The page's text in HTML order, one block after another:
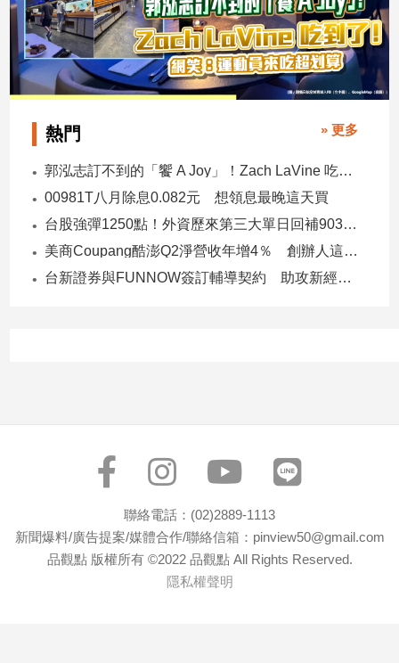
專
區
合
作
媒
體
稿
專
熱門 » 更多
郭泓志訂不到的「饗 A Joy」！Zach LaVine 吃到了！ 網笑：運動員來吃超划算
00981T八月除息0.082元 想領息最晚這天買
台股強彈1250點！外資歷來第三大單日回補903億 ETF反彈
美商Coupang酷澎Q2淨營收年增4％ 創辦人這樣看台灣市場！
台新證券與FUNNOW簽訂輔導契約 助攻新經濟企業上市櫃
聯絡電話：(02)2889-1113
新聞爆料/廣告提案/媒體合作/聯絡信箱：pinview50@gmail.com
品觀點 版權所有 ©2022 品觀點 All Rights Reserved.
隱私權聲明